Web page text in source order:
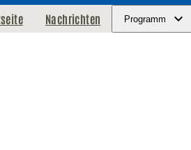
Nachrichten Programm